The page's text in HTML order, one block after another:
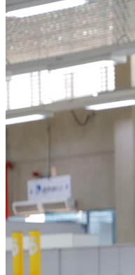
NBA
NFL
Fórmula 1
UFC
Tênis (ATP)
MLB
NHL
Atletismo
Vôlei
NBB
Brasileirão Série A
Brasileirão Série B
Paulistão
Copa do Brasil
Libertadores
Sul-Americana
Copa América
Champions League